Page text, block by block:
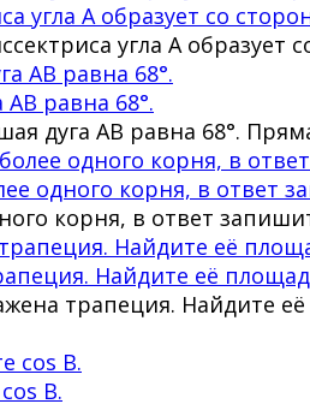
угла A образует со
угла A образует
равна 68°.
дуга AB равна 68°.
одного корня, в ответ
корня, в ответ
Найдите её
трапеция.
B.